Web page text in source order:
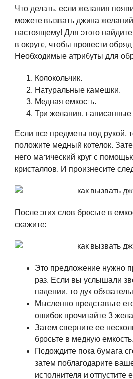
Что делать, если желания
можете вызвать джина
настоящему! Для этого
в округе, чтобы провести
Необходимые атрибуты для
Колокольчик.
Натуральные камешки.
Медная емкость.
Три желания, написанные
Если все предметы под рукой,
положите медный котелок.
него магический круг с
кристаллов. И произнесите
После этих слов бросьте в
скажите:
Это предложение нужно
раз. Если вы услышали
падении, то дух
Мысленно представьте
ошибок прочитайте 3
Затем сверните ее
бросьте в медную емкость.
Подождите пока бумага
затем поблагодарите
исполнителя и отпустите